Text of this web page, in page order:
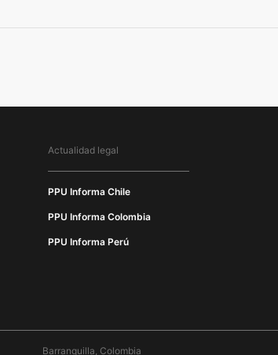
Actualidad legal
PPU Informa Chile
PPU Informa Colombia
PPU Informa Perú
Barranquilla, Colombia